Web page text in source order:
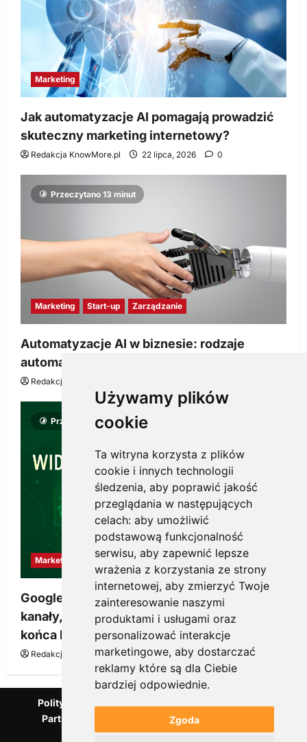
Używamy plików
cookie
Ta witryna korzysta z plików
cookie i innych technologii
śledzenia, aby poprawić jakość
przeglądania w następujących
celach: aby umożliwić
podstawową funkcjonalność
serwisu, aby zapewnić lepsze
wrażenia z korzystania ze strony
internetowej, aby zmierzyć Twoje
zainteresowanie naszymi
produktami i usługami oraz
personalizować interakcje
marketingowe, aby dostarczać
reklamy które są dla Ciebie
bardziej odpowiednie.
Zgoda
Marketing
Jak automatyzacje AI pomagają prowadzić
skuteczny marketing internetowy?
Redakcja KnowMore.pl 22 lipca, 2026 0
Przeczytano 13 minut
Marketing Start-up Zarządzanie
Automatyzacje AI w biznesie: rodzaje
automatyzacji i korzyści dla Twojej firmy
Redakcja KnowMore.pl
Przeczytano 8 minut
Marketing
Google Ads, SEO i analityka – jak połączyć
kanały, żeby reklama pracowała dłużej niż do
końca budżetu
Redakcja KnowMore.pl 20 marca, 2026 0
Polityka Prywatności
Partnerzy Mentora.pl
Słownik marketingowy
Blog o przedsiębiorczości